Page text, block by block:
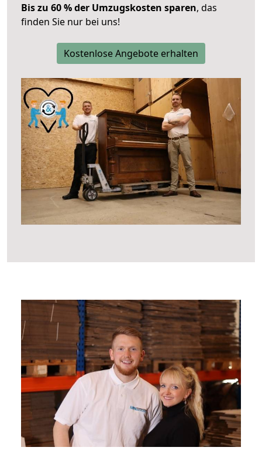
Bis zu 60 % der Umzugskosten sparen, das
finden Sie nur bei uns!
Kostenlose Angebote erhalten